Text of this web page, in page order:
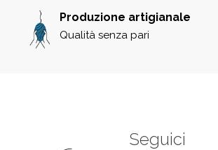
Produzione artigianale
Qualità senza pari
Seguici